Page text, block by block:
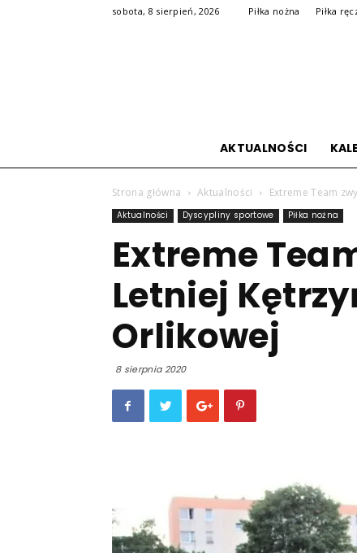
sobota, 8 sierpień, 2026 Piłka nożna Piłka
AKTUALNOŚCI
Strona główna Aktualności Extreme Team
Aktualności Dyscypliny sportowe Piłka nożna
Extreme
Letniej
Orlikowej
8 sierpnia 2020